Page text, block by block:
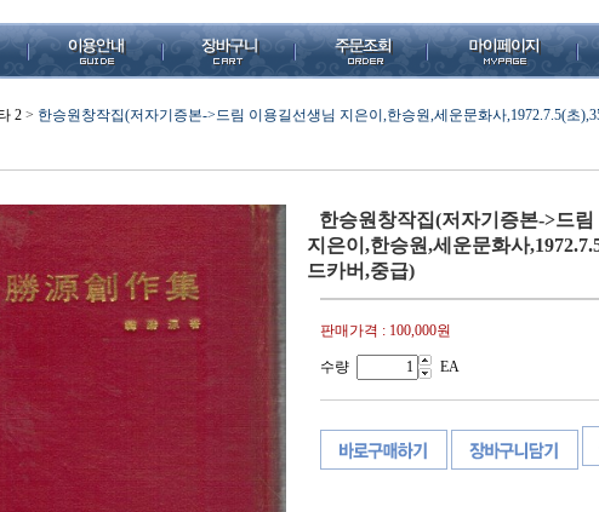
2 > 한승원창작집(저자기증본->드림 이용길선생님 지은이,한승원,세운문화사,1972.7.5(초
한승원창작집(저자기증본->드림
지은이,한승원,세운문화사
드카버,중급)
판매가격 : 100,000원
수량 EA